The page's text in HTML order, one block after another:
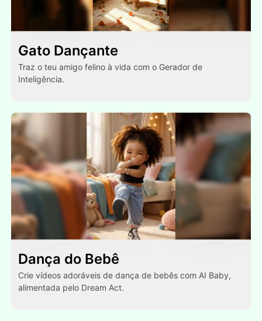
Gato Dançante
Traz o teu amigo felino à vida com o Gerador de
Inteligência.
Dança do Bebê
Crie vídeos adoráveis de dança de bebês com AI Baby,
alimentada pelo Dream Act.